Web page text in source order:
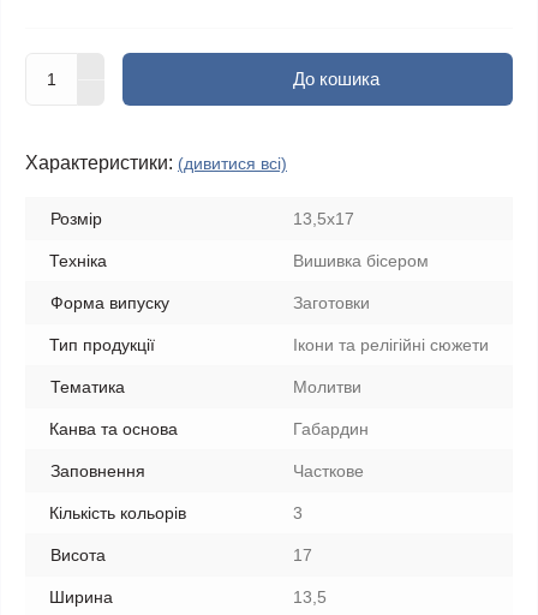
До кошика
Характеристики: (дивитися всі)
Розмір 13,5х17
Техніка Вишивка бісером
Форма випуску Заготовки
Тип продукції Ікони та релігійні сюжети
Тематика Молитви
Канва та основа Габардин
Заповнення Часткове
Кількість кольорів 3
Висота 17
Ширина 13,5